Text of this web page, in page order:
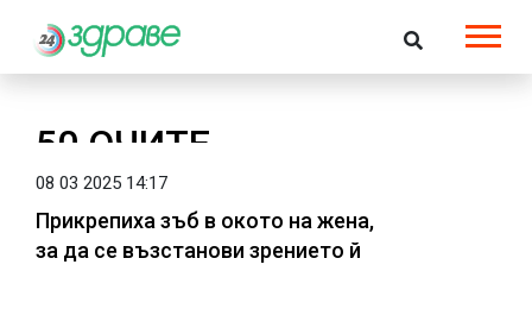
50 ОЧИТЕ
08 03 2025 14:17
Прикрепиха зъб в окото на жена,
за да се възстанови зрението й